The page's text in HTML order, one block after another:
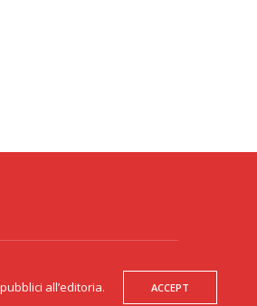
i contributi pubblici all’editoria.
all’editoria. ACCEPT